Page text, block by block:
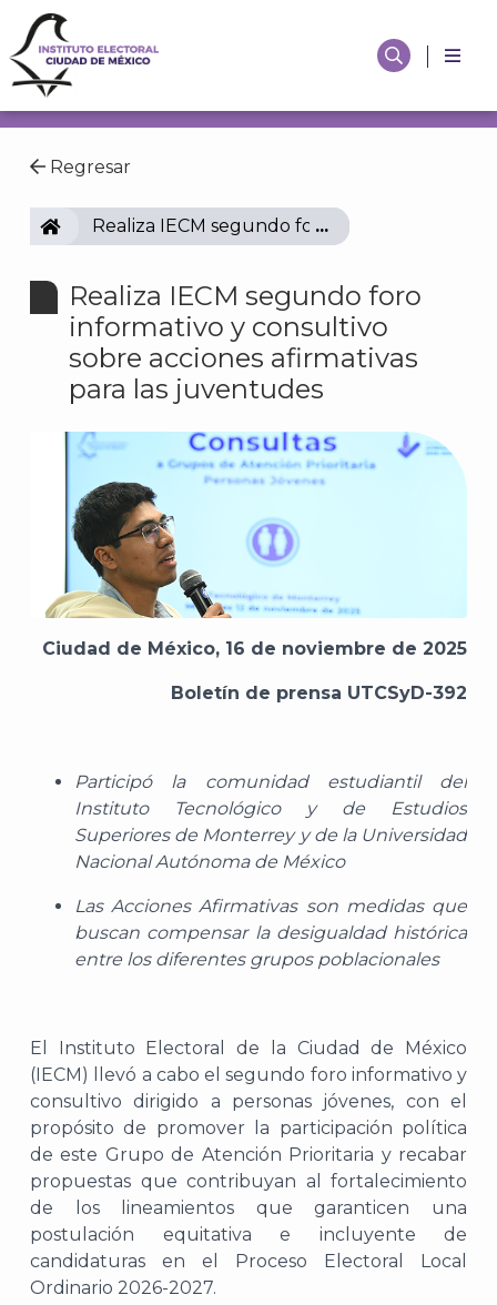
Regresar
IECMRealiza IECM segundo foro informativo y
Realiza IECM segundo foro
informativo y consultivo
sobre acciones afirmativas
para las juventudes
Ciudad de México, 16 de noviembre de 2025
Boletín de prensa UTCSyD-392
Participó la comunidad estudiantil del
Instituto Tecnológico y de Estudios
Superiores de Monterrey y de la Universidad
Nacional Autónoma de México
Las Acciones Afirmativas son medidas que
buscan compensar la desigualdad histórica
entre los diferentes grupos poblacionales
El Instituto Electoral de la Ciudad de México
(IECM) llevó a cabo el segundo foro informativo y
consultivo dirigido a personas jóvenes, con el
propósito de promover la participación política
de este Grupo de Atención Prioritaria y recabar
propuestas que contribuyan al fortalecimiento
de los lineamientos que garanticen una
postulación equitativa e incluyente de
candidaturas en el Proceso Electoral Local
Ordinario 2026-2027.